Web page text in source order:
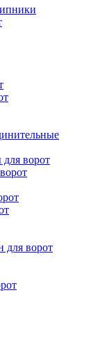
ворот
для ворот